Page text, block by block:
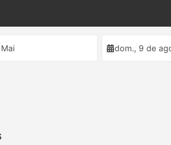
dom., 9 de